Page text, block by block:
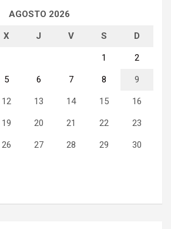
AGOSTO 2026
X J V S D
1 2
5 6 7 8 9
12 13 14 15 16
19 20 21 22 23
26 27 28 29 30